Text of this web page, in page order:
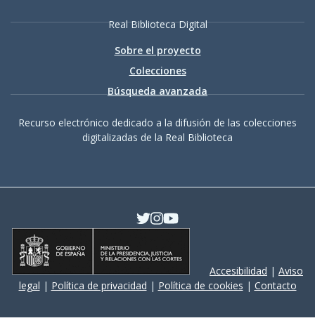
Real Biblioteca Digital
Sobre el proyecto
Colecciones
Búsqueda avanzada
Recurso electrónico dedicado a la difusión de las colecciones
digitalizadas de la Real Biblioteca
Accesibilidad | Aviso
legal | Política de privacidad | Política de cookies | Contacto